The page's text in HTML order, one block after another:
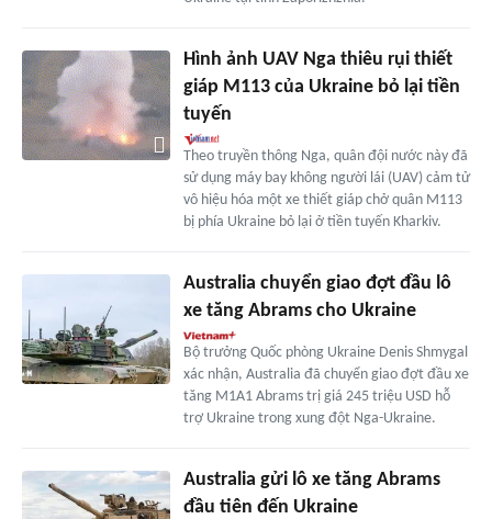
Hình ảnh UAV Nga thiêu rụi thiết
giáp M113 của Ukraine bỏ lại tiền
tuyến
Theo truyền thông Nga, quân đội nước này đã
sử dụng máy bay không người lái (UAV) cảm tử
vô hiệu hóa một xe thiết giáp chở quân M113
bị phía Ukraine bỏ lại ở tiền tuyến Kharkiv.
Australia chuyển giao đợt đầu lô
xe tăng Abrams cho Ukraine
Bộ trưởng Quốc phòng Ukraine Denis Shmygal
xác nhận, Australia đã chuyển giao đợt đầu xe
tăng M1A1 Abrams trị giá 245 triệu USD hỗ
trợ Ukraine trong xung đột Nga-Ukraine.
Australia gửi lô xe tăng Abrams
đầu tiên đến Ukraine